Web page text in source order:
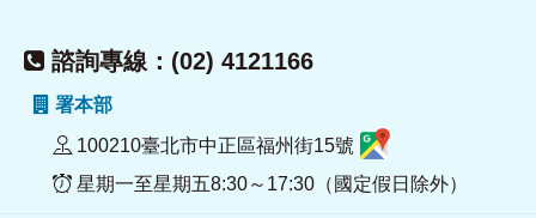
諮詢專線：(02) 4121166
署本部
100210臺北市中正區福州街15號
星期一至星期五8:30～17:30（國定假日除外）